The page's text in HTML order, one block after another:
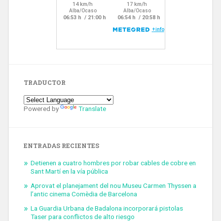
TRADUCTOR
Powered by Translate
ENTRADAS RECIENTES
Detienen a cuatro hombres por robar cables de cobre en
Sant Martí en la vía pública
Aprovat el planejament del nou Museu Carmen Thyssen a
l’antic cinema Comèdia de Barcelona
La Guardia Urbana de Badalona incorporará pistolas
Taser para conflictos de alto riesgo